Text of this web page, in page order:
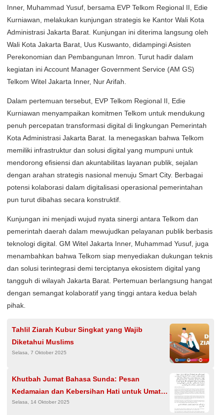
Inner, Muhammad Yusuf, bersama EVP Telkom Regional II, Edie
Kurniawan, melakukan kunjungan strategis ke Kantor Wali Kota
Administrasi Jakarta Barat. Kunjungan ini diterima langsung oleh
Wali Kota Jakarta Barat, Uus Kuswanto, didampingi Asisten
Perekonomian dan Pembangunan Imron. Turut hadir dalam
kegiatan ini Account Manager Government Service (AM GS)
Telkom Witel Jakarta Inner, Nur Arifah.
Dalam pertemuan tersebut, EVP Telkom Regional II, Edie
Kurniawan menyampaikan komitmen Telkom untuk mendukung
penuh percepatan transformasi digital di lingkungan Pemerintah
Kota Administrasi Jakarta Barat. Ia menegaskan bahwa Telkom
memiliki infrastruktur dan solusi digital yang mumpuni untuk
mendorong efisiensi dan akuntabilitas layanan publik, sejalan
dengan arahan strategis nasional menuju Smart City. Berbagai
potensi kolaborasi dalam digitalisasi operasional pemerintahan
pun turut dibahas secara konstruktif.
Kunjungan ini menjadi wujud nyata sinergi antara Telkom dan
pemerintah daerah dalam mewujudkan pelayanan publik berbasis
teknologi digital. GM Witel Jakarta Inner, Muhammad Yusuf, juga
menambahkan bahwa Telkom siap menyediakan dukungan teknis
dan solusi terintegrasi demi terciptanya ekosistem digital yang
tangguh di wilayah Jakarta Barat. Pertemuan berlangsung hangat
dengan semangat kolaboratif yang tinggi antara kedua belah
pihak.
Tahlil Ziarah Kubur Singkat yang Wajib
Diketahui Muslims
Selasa, 7 Oktober 2025
Khutbah Jumat Bahasa Sunda: Pesan
Kedamaian dan Kebersihan Hati untuk Umat
Muslim
Selasa, 14 Oktober 2025